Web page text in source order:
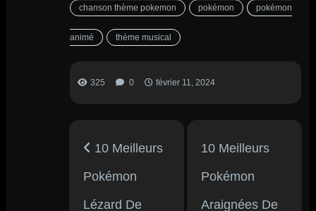
chanson thème pokemon pokémon pokémon
animé thème musical
325 0 février 11, 2024
10 Meilleurs
Pokémon
Lézard De
10 Meilleurs
Pokémon
Araignées De